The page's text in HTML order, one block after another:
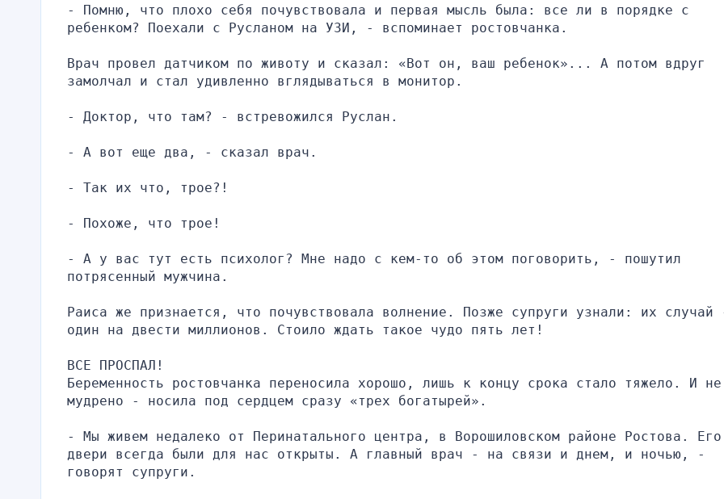
- Помню, что плохо себя почувствовала и первая мысль была: все ли в порядке с
ребенком? Поехали с Русланом на УЗИ, - вспоминает ростовчанка.
Врач провел датчиком по животу и сказал: «Вот он, ваш ребенок»... А потом вдруг
замолчал и стал удивленно вглядываться в монитор.
- Доктор, что там? - встревожился Руслан.
- А вот еще два, - сказал врач.
- Так их что, трое?!
- Похоже, что трое!
- А у вас тут есть психолог? Мне надо с кем-то об этом поговорить, - пошутил
потрясенный мужчина.
Раиса же признается, что почувствовала волнение. Позже супруги узнали: их случай
один на двести миллионов. Стоило ждать такое чудо пять лет!
ВСЕ ПРОСПАЛ!
Беременность ростовчанка переносила хорошо, лишь к концу срока стало тяжело. И не
мудрено - носила под сердцем сразу «трех богатырей».
- Мы живем недалеко от Перинатального центра, в Ворошиловском районе Ростова. Его
двери всегда были для нас открыты. А главный врач - на связи и днем, и ночью, -
говорят супруги.